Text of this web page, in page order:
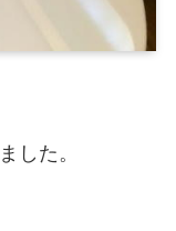
した。